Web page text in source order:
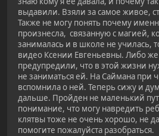
выдавили. Взяли за самое живое,
Также не могу понять почему
произнесла, связанную с магией,
занималась и в школе не училась,
видео Ксении Евгеньевны. Либо
предупредили, что в этой жизни
не заниматься ей. На Саймана при
вспомнила о ней. Теперь сижу и
дальше. Пройден не маленький
понимание, что могу навредить
клятвы тоже не очень хорошо, не
помогите пожалуйста разобраться.